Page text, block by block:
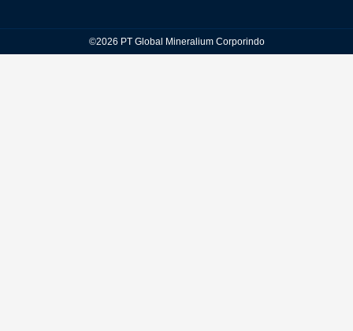
©2026 PT Global Mineralium Corporindo